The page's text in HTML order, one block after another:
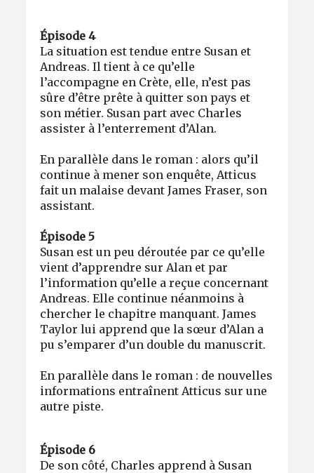
Épisode 4
La situation est tendue entre Susan et
Andreas. Il tient à ce qu’elle
l’accompagne en Crète, elle, n’est pas
sûre d’être prête à quitter son pays et
son métier. Susan part avec Charles
assister à l’enterrement d’Alan.
En parallèle dans le roman : alors qu’il
continue à mener son enquête, Atticus
fait un malaise devant James Fraser, son
assistant.
Épisode 5
Susan est un peu déroutée par ce qu’elle
vient d’apprendre sur Alan et par
l’information qu’elle a reçue concernant
Andreas. Elle continue néanmoins à
chercher le chapitre manquant. James
Taylor lui apprend que la sœur d’Alan a
pu s’emparer d’un double du manuscrit.
En parallèle dans le roman : de nouvelles
informations entraînent Atticus sur une
autre piste.
Épisode 6
De son côté, Charles apprend à Susan